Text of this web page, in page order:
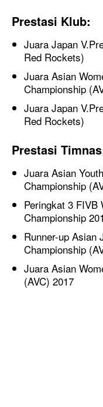
Prestasi Klub:
Juara Japan
Red Rockets)
Juara Asian
Championship
Juara Japan
Red Rockets)
Prestasi
Juara Asian
Championship
Peringkat 3 FIVB
Championship
Runner-up Asian
Championship
Juara Asian
(AVC) 2017